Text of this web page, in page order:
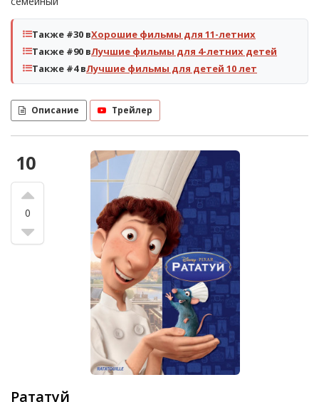
Также #30 вХорошие фильмы для 11-летних
Также #90 вЛучшие фильмы для 4-летних детей
Также #4 вЛучшие фильмы для детей 10 лет
Описание Трейлер
10
0
Рататуй